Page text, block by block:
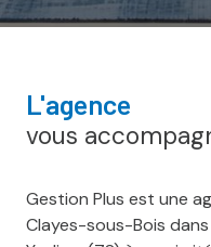
l'agence
vous
Gestion Plus est une
Clayes-sous-Bois